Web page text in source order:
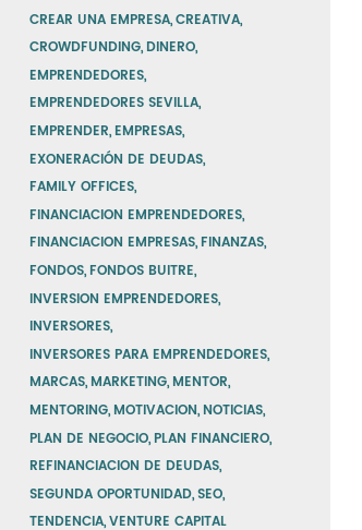
CREAR UNA EMPRESA CREATIVA
CROWDFUNDING DINERO
EMPRENDEDORES
EMPRENDEDORES SEVILLA
EMPRENDER EMPRESAS
EXONERACIÓN DE DEUDAS
FAMILY OFFICES
FINANCIACION EMPRENDEDORES
FINANCIACION EMPRESAS FINANZAS
FONDOS FONDOS BUITRE
INVERSION EMPRENDEDORES
INVERSORES
INVERSORES PARA EMPRENDEDORES
MARCAS MARKETING MENTOR
MENTORING MOTIVACION NOTICIAS
PLAN DE NEGOCIO PLAN FINANCIERO
REFINANCIACION DE DEUDAS
SEGUNDA OPORTUNIDAD SEO
TENDENCIA VENTURE CAPITAL